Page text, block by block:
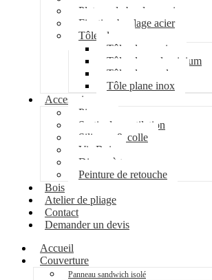
Plateau de bardage acier
Fixation bardage acier
Tôle plane
Tôle plane acier
Tôle plane aluminium
Tôle plane galva
Tôle plane inox
Accessoires
Pipeco
Sortie de ventilation
Silicone & colle
Vis Bois
Disque à tronçonner
Peinture de retouche
Bois
Atelier de pliage
Contact
Demander un devis
Accueil
Couverture
Panneau sandwich isolé